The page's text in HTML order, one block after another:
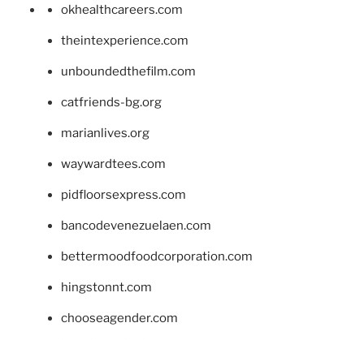
okhealthcareers.com
theintexperience.com
unboundedthefilm.com
catfriends-bg.org
marianlives.org
waywardtees.com
pidfloorsexpress.com
bancodevenezuelaen.com
bettermoodfoodcorporation.com
hingstonnt.com
chooseagender.com